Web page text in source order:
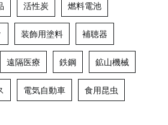
活性炭 燃料電池
装飾用塗料 補聴器
遠隔医療 鉄鋼 鉱山機械
電気自動車 食用昆虫